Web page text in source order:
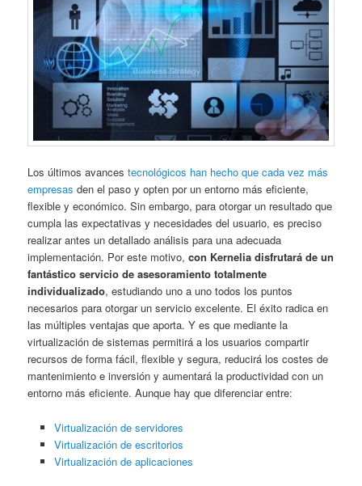
Los últimos avancestecnológicos han hecho que cada vez más
empresas den el paso y opten por un entorno más eficiente,
flexible y económico. Sin embargo, para otorgar un resultado que
cumpla las expectativas y necesidades del usuario, es preciso
realizar antes un detallado análisis para una adecuada
implementación. Por este motivo,con Kernelia disfrutará de un
fantástico servicio de asesoramiento totalmente
individualizado, estudiando uno a uno todos los puntos
necesarios para otorgar un servicio excelente. El éxito radica en
las múltiples ventajas que aporta. Y es que mediante la
virtualización de sistemas permitirá a los usuarios compartir
recursos de forma fácil, flexible y segura, reducirá los costes de
mantenimiento e inversión y aumentará la productividad con un
entorno más eficiente. Aunque hay que diferenciar entre:
Virtualización de servidores
Virtualización de escritorios
Virtualización de aplicaciones